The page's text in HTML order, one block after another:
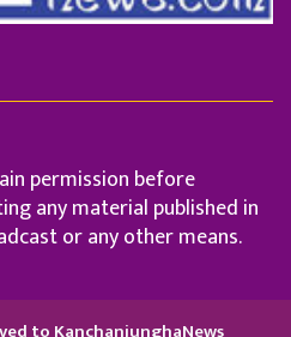
permission before
any material published in
or any other means.